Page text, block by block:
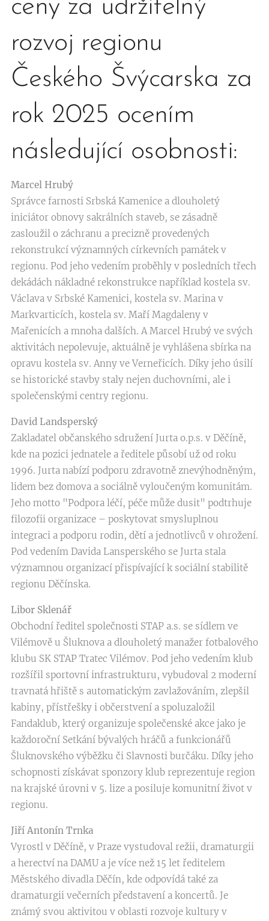
ceny za udržitelný
rozvoj regionu
Českého Švýcarska za
rok 2025 ocením
následující osobnosti:
Marcel Hrubý
Správce farnosti Srbská Kamenice a dlouholetý
iniciátor obnovy sakrálních staveb, se zásadně
zasloužil o záchranu a precizně provedených
rekonstrukcí významných církevních památek v
regionu. Pod jeho vedením proběhly v posledních třech
dekádách nákladné rekonstrukce například kostela sv.
Václava v Srbské Kamenici, kostela sv. Marina v
Markvarticích, kostela sv. Maří Magdaleny v
Mařenicích a mnoha dalších. A Marcel Hrubý ve svých
aktivitách nepolevuje, aktuálně je vyhlášena sbírka na
opravu kostela sv. Anny ve Verneřicích. Díky jeho úsilí
se historické stavby staly nejen duchovními, ale i
společenskými centry regionu.
David Landsperský
Zakladatel občanského sdružení Jurta o.p.s. v Děčíně,
kde na pozici jednatele a ředitele působí už od roku
1996. Jurta nabízí podporu zdravotně znevýhodněným,
lidem bez domova a sociálně vyloučeným komunitám.
Jeho motto "Podpora léčí, péče může dusit" podtrhuje
filozofii organizace – poskytovat smysluplnou
integraci a podporu rodin, dětí a jednotlivců v ohrožení.
Pod vedením Davida Lansperského se Jurta stala
významnou organizací přispívající k sociální stabilitě
regionu Děčínska.
Libor Sklenář
Obchodní ředitel společnosti STAP a.s. se sídlem ve
Vilémově u Šluknova a dlouholetý manažer fotbalového
klubu SK STAP Tratec Vilémov. Pod jeho vedením klub
rozšířil sportovní infrastrukturu, vybudoval 2 moderní
travnatá hřiště s automatickým zavlažováním, zlepšil
kabiny, přístřešky i občerstvení a spoluzaložil
Fandaklub, který organizuje společenské akce jako je
každoroční Setkání bývalých hráčů a funkcionářů
Šluknovského výběžku či Slavnosti burčáku. Díky jeho
schopnosti získávat sponzory klub reprezentuje region
na krajské úrovni v 5. lize a posiluje komunitní život v
regionu.
Jiří Antonín Trnka
Vyrostl v Děčíně, v Praze vystudoval režii, dramaturgii
a herectví na DAMU a je více než 15 let ředitelem
Městského divadla Děčín, kde odpovídá také za
dramaturgii večerních představení a koncertů. Je
známý svou aktivitou v oblasti rozvoje kultury v